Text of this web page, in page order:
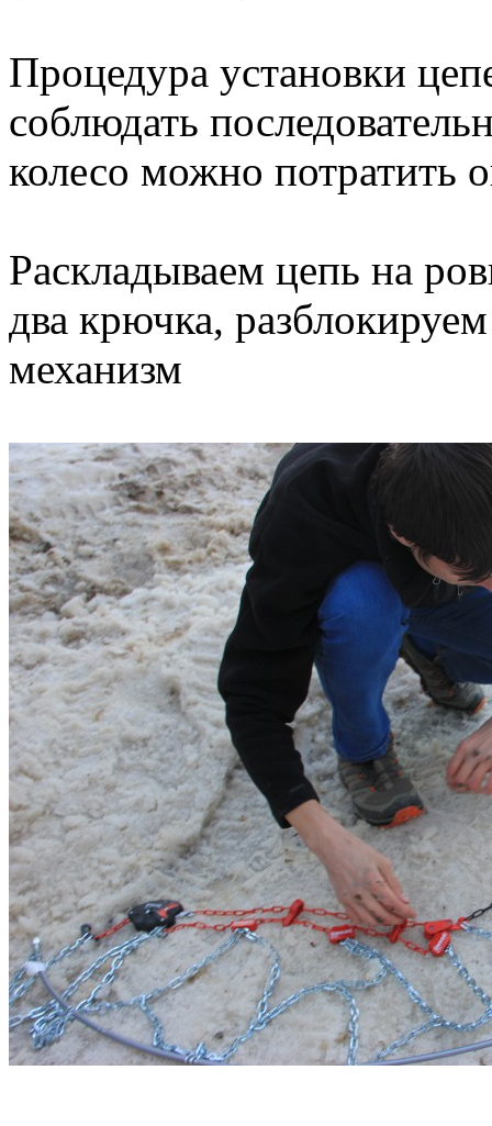
Процедура установки
соблюдать
колесо можно потратить
Раскладываем цепь на
два крючка,
механизм